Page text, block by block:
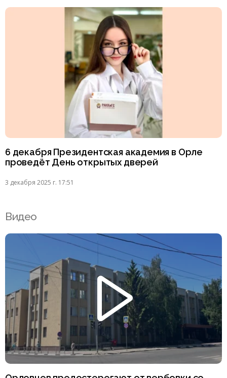
6 декабря Президентская академия в Орле
проведёт День открытых дверей
3 декабря 2025 г. 17:51
Видео